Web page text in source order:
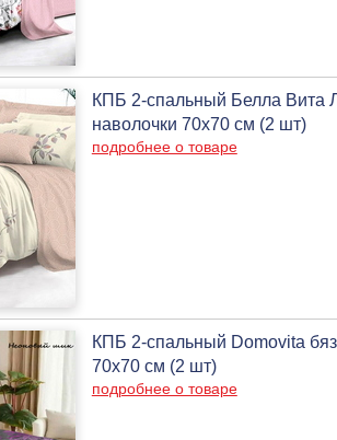
КПБ 2-спальный Белла Вита
наволочки 70х70 см (2 шт)
подробнее о товаре
КПБ 2-спальный Domovita
70х70 см (2 шт)
подробнее о товаре